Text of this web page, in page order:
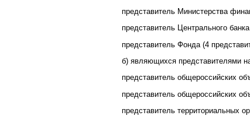
представитель Министерства
представитель Центрального
представитель Фонда (4
б) являющихся представителями
представитель общероссийских
представитель общероссийских
представитель территориальных